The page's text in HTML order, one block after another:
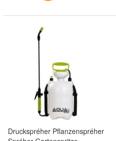
Druckspréher Pflanzenspréher